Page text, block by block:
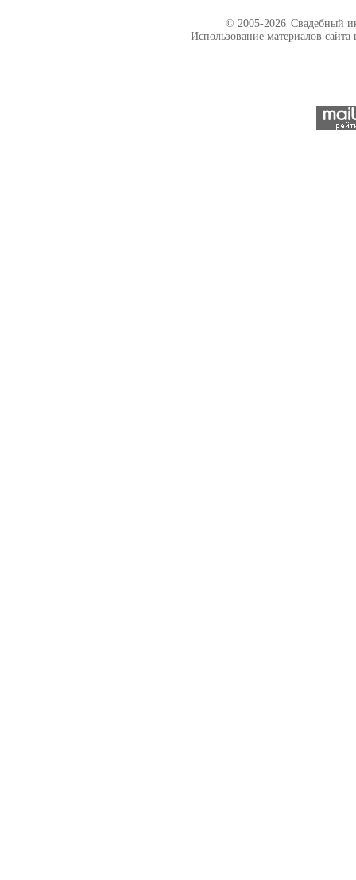
© 2005-2026 Свадебный
Использование материалов